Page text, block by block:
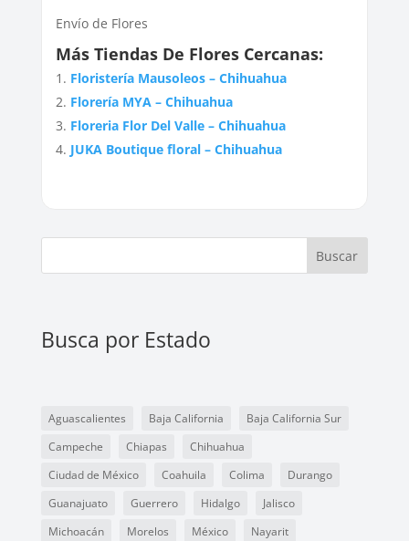
Envío de Flores
Más Tiendas De Flores Cercanas:
Floristería Mausoleos – Chihuahua
Florería MYA – Chihuahua
Floreria Flor Del Valle – Chihuahua
JUKA Boutique floral – Chihuahua
Buscar
Busca por Estado
Aguascalientes Baja California
Baja California Sur
Campeche
Chiapas
Chihuahua
Ciudad de México
Coahuila Colima
Durango
Guanajuato
Guerrero Hidalgo
Jalisco
Michoacán
Morelos México
Nayarit